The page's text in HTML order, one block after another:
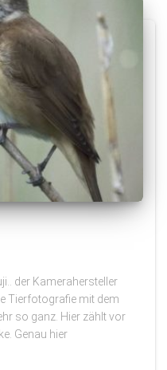
der Kamerahersteller
Tierfotografie mit dem
so ganz. Hier zählt vor
Genau hier